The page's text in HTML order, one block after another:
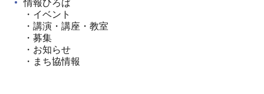
情報ひろば
・イベント
・講演・講座・教室
・募集
・お知らせ
・まち協情報